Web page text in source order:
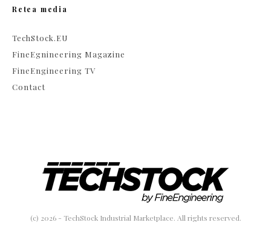
Retea media
TechStock.EU
FineEgnineering Magazine
FineEngineering TV
Contact
(c) 2026 - TechStock Industrial Marketplace. All rights reserved.